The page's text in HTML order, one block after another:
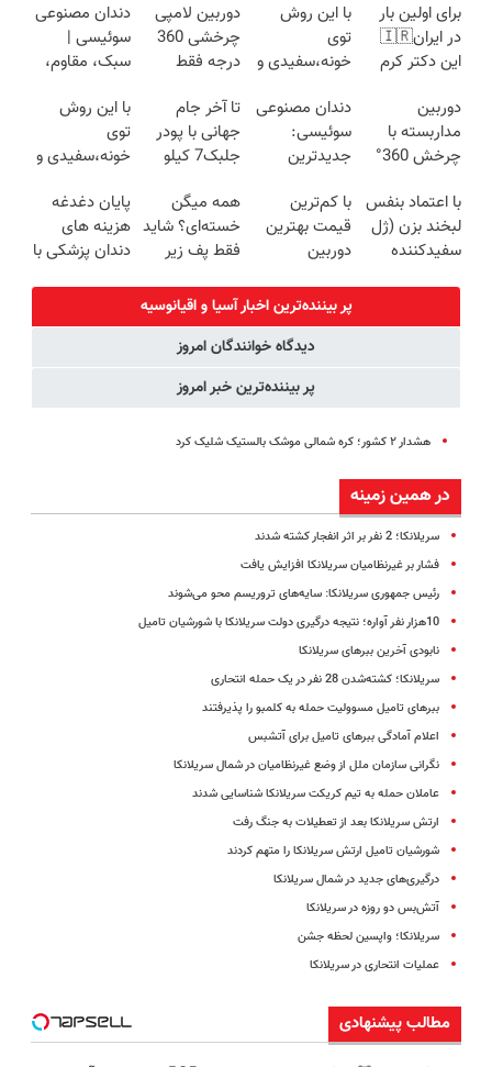
برای اولین بار
در ایران🇮🇷
این دکتر کرم
روزه ساخت!
با این روش
توی
خونه،سفیدی و
برگردون
(40%off)
دوربین لامپی
چرخشی 360
درجه فقط
🔥 پرداخت
درب منزل
دندان مصنوعی
سوئیسی |
سبک، مقاوم،
رایگان+پرداخت
اقساطی😍
دوربین
مداربسته با
چرخش 360°
(ضمانت
تعویض +
پرداخت درب
دندان مصنوعی
سوئیسی:
جدیدترین
سبک و مقاوم |
پرداخت قسطی
تا آخر جام
جهانی با پودر
جلبک7 کیلو
با این روش
توی
خونه،سفیدی و
برگردون(40%off)
با اعتماد بنفس
لبخند بزن (ژل
سفیدکننده
با کم‌ترین
قیمت بهترین
دوربین
بخر❗❗❗
همه میگن
خسته‌ای؟ شاید
فقط پف زیر
با بلفا رفعش
کن
پایان دغدغه
هزینه های
دندان پزشکی با
پر بیننده‌ترین اخبار آسیا و اقیانوسیه
دیدگاه خوانندگان امروز
پر بیننده‌ترین خبر امروز
هشدار ۲ کشور؛ کره شمالی موشک بالستیک شلیک کرد
در همین زمینه
سریلانکا؛ 2 نفر بر اثر انفجار کشته شدند
فشار بر غیرنظامیان سریلانکا افزایش یافت
رئیس جمهوری سریلانکا: سایه‌های تروریسم محو می‌شوند
10هزار نفر آواره؛ نتیجه درگیری دولت سریلانکا با شورشیان تامیل
نابودی آخرین ببرهای سریلانکا
سریلانکا؛ کشته‌شدن 28 نفر در یک حمله انتحاری
ببرهای تامیل مسوولیت حمله به کلمبو را پذیرفتند
اعلام آمادگی ببرهای تامیل برای آتش​بس
نگرانی سازمان ملل از وضع غیرنظامیان در شمال سریلانکا
عاملان حمله به تیم کریکت سریلانکا شناسایی شدند
ارتش سریلانکا بعد از تعطیلات به جنگ رفت
شورشیان تامیل ارتش سریلانکا را متهم کردند
درگیری‌های جدید در شمال سریلانکا
آتش‌بس دو روزه در سریلانکا
سریلانکا؛ واپسین لحظه جشن
عملیات انتحاری در سریلانکا
مطالب پیشنهادی